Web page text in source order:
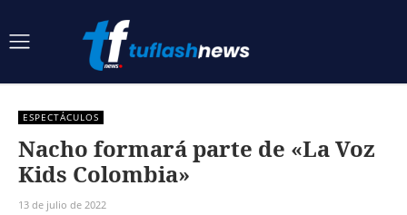
ESPECTÁCULOS
Nacho formará parte de «La Voz
Kids Colombia»
13 de julio de 2022